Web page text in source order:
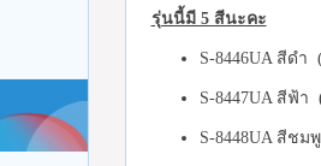
รุ่นนี้มี 5 สีนะคะ
S-8446UA สีดำ
S-8447UA สีฟ้า
S-8448UA สีชม